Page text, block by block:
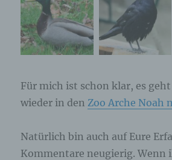
Für mich ist schon klar, es
wieder in den Zoo Arche Noah
Natürlich bin auch auf Eure
Kommentare neugierig. Wenn
Hinterlässt eine betroffene Person
Kommentar in dem auf dieser
veröffentlichten Blog, werden
Kommentareingabe sowie zu
betroffenen Person gewählten
(Pseudonym) gespeichert und
(ISP) der betroffenen Person
Adresse mitprotokolliert. Diese
IP-Adresse erfolgt aus